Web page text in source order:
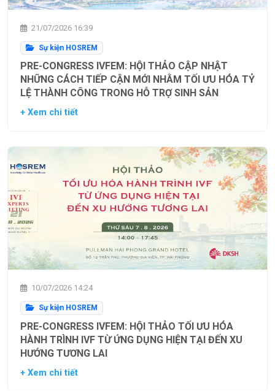
21/07/2026 16:39
Sự kiện HOSREM
PRE-CONGRESS IVFEM: HỘI THẢO CẬP NHẬT
NHỮNG CÁCH TIẾP CẬN MỚI NHẰM TỐI ƯU HÓA TỶ
LỆ THÀNH CÔNG TRONG HỖ TRỢ SINH SẢN
+ Xem chi tiết
10/07/2026 14:24
Sự kiện HOSREM
PRE-CONGRESS IVFEM: HỘI THẢO TỐI ƯU HÓA
HÀNH TRÌNH IVF TỪ ỨNG DỤNG HIỆN TẠI ĐẾN XU
HƯỚNG TƯƠNG LAI
+ Xem chi tiết